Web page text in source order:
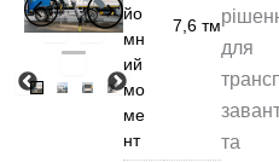
йо
мн
ий
мо
ме
нт
7,6 тм
для
та